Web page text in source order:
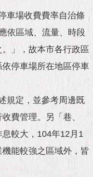
車場收費費率自治條
依區域、流量、時段
」，故本市各行政區
停車場所在地區停車
規定，並參考周邊既
費管理。另「巷、
較大，104年12月1
能較強之區域外，皆